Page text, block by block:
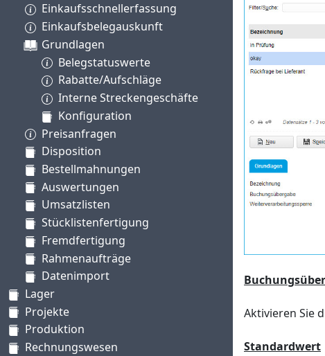
Einkaufsschnellerfassung
Einkaufsbelegauskunft
Grundlagen
Belegstatuswerte
Rabatte/Aufschläge
Interne Streckengeschäfte
Konfiguration
Preisanfragen
Disposition
Bestellmahnungen
Auswertungen
Umsatzlisten
Stücklistenfertigung
Fremdfertigung
Rahmenaufträge
Datenimport
Lager
Projekte
Produktion
Rechnungswesen
Aktivieren Sie
Standardwert